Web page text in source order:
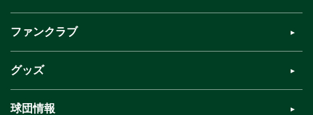
ファンクラブ
グッズ
球団情報